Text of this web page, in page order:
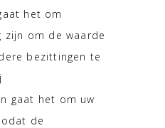
het om
zijn om de waarde
bezittingen te
gaat het om uw
de